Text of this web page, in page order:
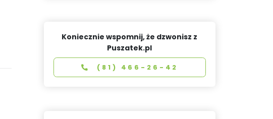
Koniecznie wspomnij, że dzwonisz z
Puszatek.pl
(81) 466-26-42